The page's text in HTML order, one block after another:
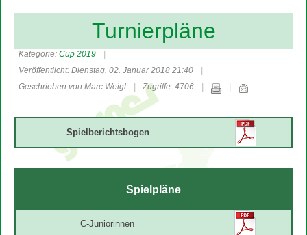
Turnierpläne
Kategorie: Cup 2019
Veröffentlicht: Dienstag, 02. Januar 2018 21:40
Geschrieben von Marc Weigl
Zugriffe: 4706
Spielberichtsbogen
Spielpläne
C-Juniorinnen